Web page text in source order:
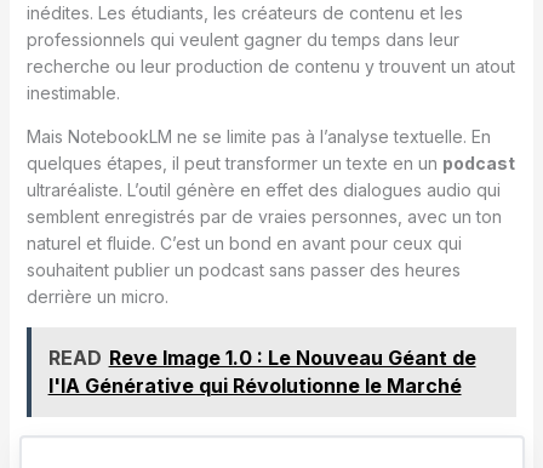
inédites. Les étudiants, les créateurs de contenu et les
professionnels qui veulent gagner du temps dans leur
recherche ou leur production de contenu y trouvent un atout
inestimable.
Mais NotebookLM ne se limite pas à l’analyse textuelle. En
quelques étapes, il peut transformer un texte en un podcast
ultraréaliste. L’outil génère en effet des dialogues audio qui
semblent enregistrés par de vraies personnes, avec un ton
naturel et fluide. C’est un bond en avant pour ceux qui
souhaitent publier un podcast sans passer des heures
derrière un micro.
READ Reve Image 1.0 : Le Nouveau Géant de
l'IA Générative qui Révolutionne le Marché